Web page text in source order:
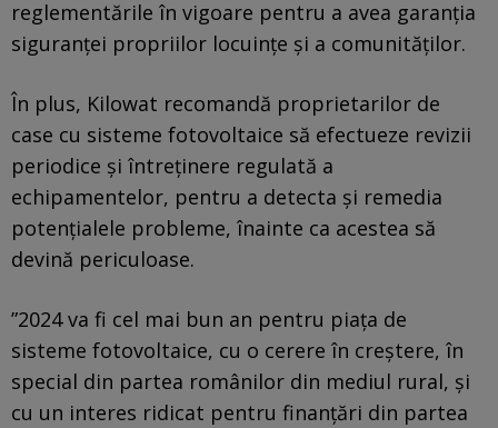
reglementările în vigoare pentru a avea garanţia
siguranţei propriilor locuinţe şi a comunităţilor.
În plus, Kilowat recomandă proprietarilor de
case cu sisteme fotovoltaice să efectueze revizii
periodice şi întreţinere regulată a
echipamentelor, pentru a detecta şi remedia
potenţialele probleme, înainte ca acestea să
devină periculoase.
”2024 va fi cel mai bun an pentru piaţa de
sisteme fotovoltaice, cu o cerere în creştere, în
special din partea românilor din mediul rural, şi
cu un interes ridicat pentru finanţări din partea